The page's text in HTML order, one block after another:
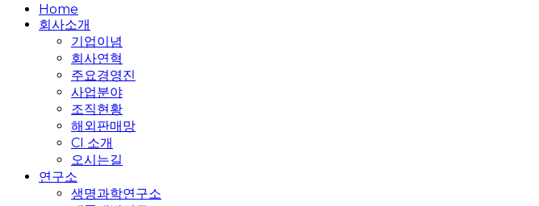
Close
Menu
Home
회사소개
기업이념
회사연혁
주요경영진
사업분야
조직현황
해외판매망
CI 소개
오시는길
연구소
생명과학연구소